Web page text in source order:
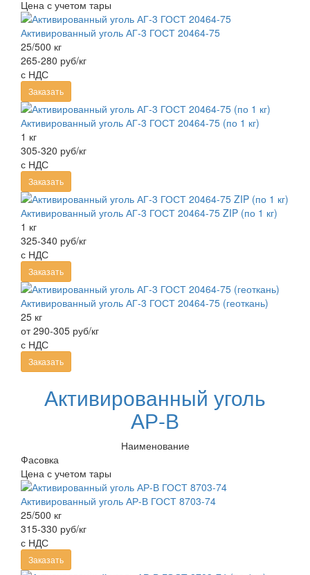
Цена с учетом тары
Активированный уголь АГ-3 ГОСТ 20464-75
25/500 кг
265-280 руб/кг
с НДС
Заказать
Активированный уголь АГ-3 ГОСТ 20464-75 (по 1 кг)
1 кг
305-320 руб/кг
с НДС
Заказать
Активированный уголь АГ-3 ГОСТ 20464-75 ZIP (по 1 кг)
1 кг
325-340 руб/кг
с НДС
Заказать
Активированный уголь АГ-3 ГОСТ 20464-75 (геоткань)
25 кг
от 290-305 руб/кг
с НДС
Заказать
Активированный уголь
АР-В
Наименование
Фасовка
Цена с учетом тары
Активированный уголь АР-В ГОСТ 8703-74
25/500 кг
315-330 руб/кг
с НДС
Заказать